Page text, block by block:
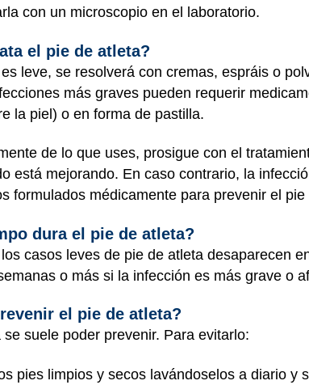
con un microscopio en el laboratorio.
el pie de atleta?
leve, se resolverá con cremas, espráis o
más graves pueden requerir
la piel) o en forma de pastilla.
de lo que uses, prosigue con el
está mejorando. En caso contrario, la
formulados médicamente para prevenir el pie
dura el pie de atleta?
casos leves de pie de atleta desaparecen
o más si la infección es más grave o
el pie de atleta?
se suele poder prevenir. Para evitarlo:
pies limpios y secos lavándoselos a diario